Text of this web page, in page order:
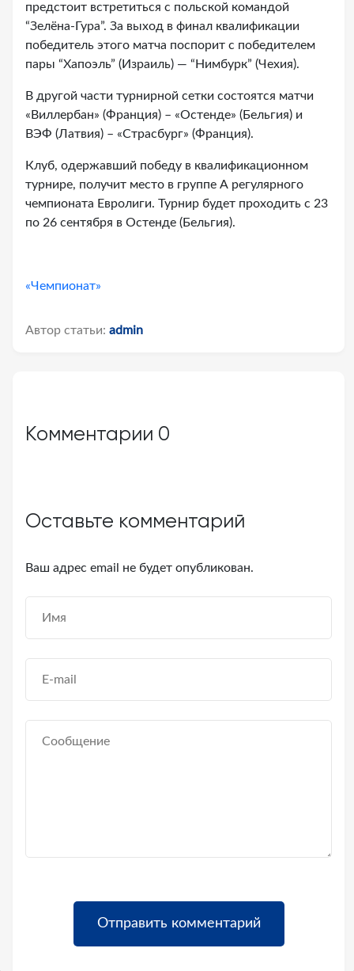
предстоит встретиться с польской командой
“Зелёна-Гура”. За выход в финал квалификации
победитель этого матча поспорит с победителем
пары “Хапоэль” (Израиль) — “Нимбурк” (Чехия).
В другой части турнирной сетки состоятся матчи
«Виллербан» (Франция) – «Остенде» (Бельгия) и
ВЭФ (Латвия) – «Страсбург» (Франция).
Клуб, одержавший победу в квалификационном
турнире, получит место в группе А регулярного
чемпионата Евролиги. Турнир будет проходить с 23
по 26 сентября в Остенде (Бельгия).
«Чемпионат»
Автор статьи: admin
Комментарии 0
Оставьте комментарий
Ваш адрес email не будет опубликован.